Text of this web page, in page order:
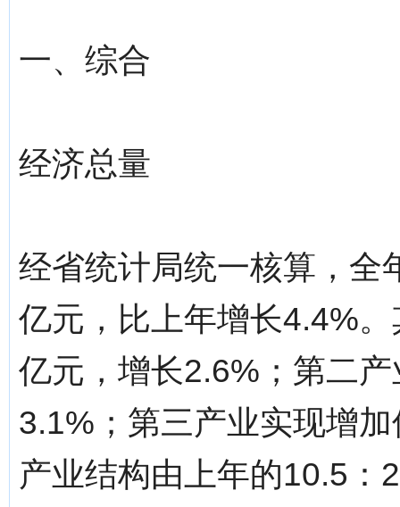
一、综合
经济总量
经省统计局统一核算，全
亿元，比上年增长4.4%
亿元，增长2.6%；第二
3.1%；第三产业实现增
产业结构由上年的10.5：